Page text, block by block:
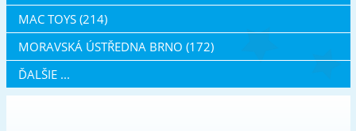
MAC TOYS (214)
MORAVSKÁ ÚSTŘEDNA BRNO (172)
ĎALŠIE ...